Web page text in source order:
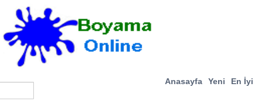
Anasayfa Yeni En İyi